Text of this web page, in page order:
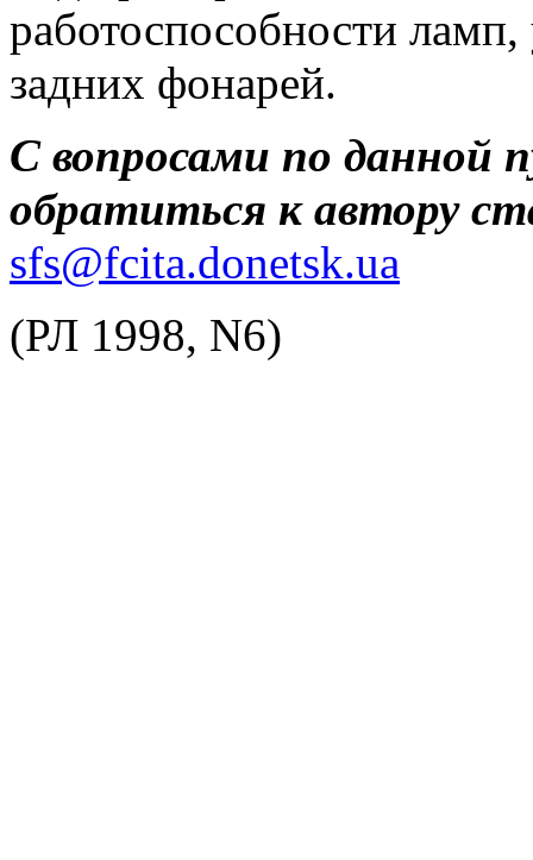
работоспособности ламп,
задних фонарей.
С вопросами по данной
обратиться к автору
sfs@fcita.donetsk.ua
(РЛ 1998, N6)